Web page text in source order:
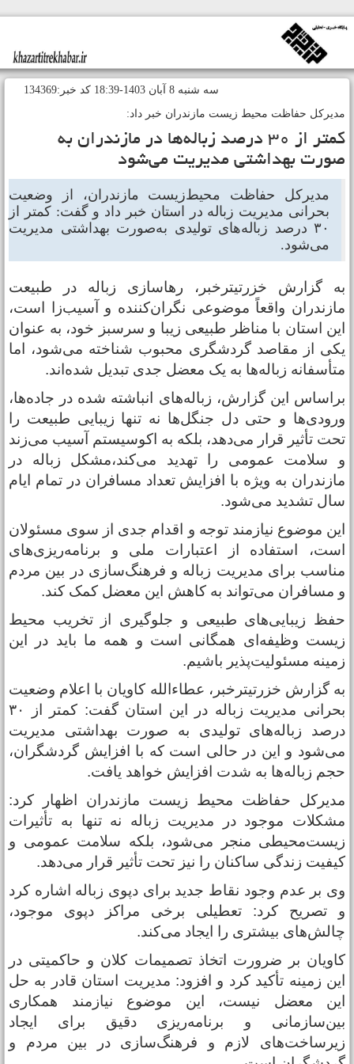
سه شنبه 8 آبان 1403-18:39 کد خبر:134369
حفاظت محیط‌ زیست مازندران خبر داد:
کمتر از ۳۰ درصد زباله‌ها در مازندران به‌
بهداشتی مدیریت می‌شود
مدیرکل حفاظت محیط‌زیست مازندران، از وضعیت
بحرانی مدیریت زباله در استان خبر داد و گفت: کمتر از
۳۰ درصد زباله‌های تولیدی به‌صورت بهداشتی مدیریت
می‌شود.
گزارش خزرتیترخبر، رهاسازی زباله در طبیعت
واقعاً موضوعی نگران‌کننده و آسیب‌زا است،
استان با مناظر طبیعی زیبا و سرسبز خود، به عنوان
از مقاصد گردشگری محبوب شناخته می‌شود، اما
زباله‌ها به یک معضل جدی تبدیل شده‌اند.
این گزارش، زباله‌های انباشته شده در جاده‌ها،
و حتی دل جنگل‌ها نه تنها زیبایی طبیعت را
تأثیر قرار می‌دهد، بلکه به اکوسیستم آسیب می‌زند
سلامت عمومی را تهدید می‌کند،مشکل زباله در
به ویژه با افزایش تعداد مسافران در تمام ایام
تشدید می‌شود.
موضوع نیازمند توجه و اقدام جدی از سوی مسئولان
استفاده از اعتبارات ملی و برنامه‌ریزی‌های
برای مدیریت زباله و فرهنگ‌سازی در بین مردم
مسافران می‌تواند به کاهش این معضل کمک کند.
زیبایی‌های طبیعی و جلوگیری از تخریب محیط
وظیفه‌ای همگانی است و همه ما باید در این
مسئولیت‌پذیر باشیم.
گزارش خزرتیترخبر، عطاءالله کاویان با اعلام وضعیت
بحرانی مدیریت زباله در این استان گفت: کمتر از ۳۰
زباله‌های تولیدی به ‌صورت بهداشتی مدیریت
و این در حالی است که با افزایش گردشگران،
زباله‌ها به شدت افزایش خواهد یافت.
حفاظت محیط‌ زیست مازندران اظهار کرد:
موجود در مدیریت زباله نه تنها به تأثیرات
منجر می‌شود، بلکه سلامت عمومی و
زندگی ساکنان را نیز تحت تأثیر قرار می‌دهد.
بر عدم وجود نقاط جدید برای دپوی زباله اشاره کرد
تصریح کرد: تعطیلی برخی مراکز دپوی موجود،
بیشتری را ایجاد می‌کند.
بر ضرورت اتخاذ تصمیمات کلان و حاکمیتی در
زمینه تأکید کرد و افزود: مدیریت استان قادر به حل
معضل نیست، این موضوع نیازمند همکاری
و برنامه‌ریزی دقیق برای ایجاد
لازم و فرهنگ‌سازی در بین مردم و